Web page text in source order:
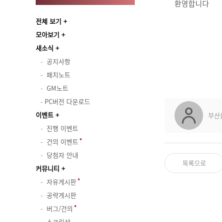
전체 보기
모아보기
새소식
공지사항
패치노트
GM노트
PC버전 다운로드
이벤트
진행 이벤트
건의 이벤트
당첨자 안내
커뮤니티
자유게시판
공략게시판
버그/건의
환영합니다
부산
목록으로